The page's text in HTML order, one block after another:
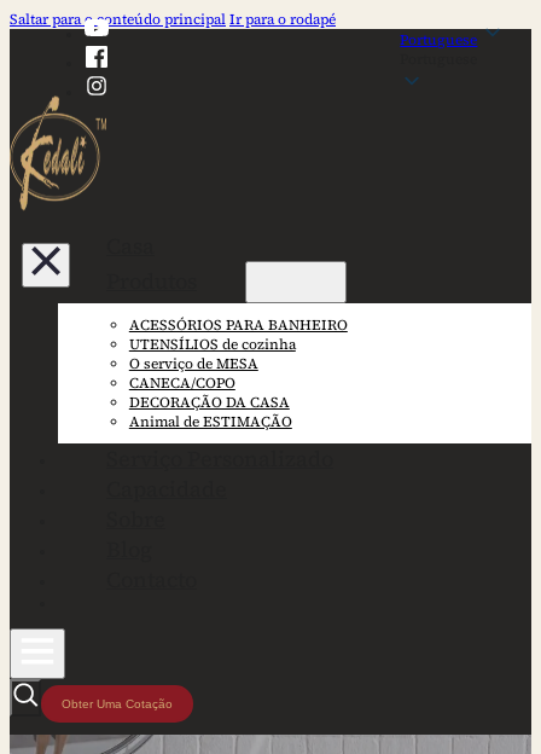
Saltar para o conteúdo principalIr para o rodapé
Portuguese
ACESSÓRIOS PARA BANHEIRO
UTENSÍLIOS de cozinha
O serviço de MESA
CANECA/COPO
DECORAÇÃO DA CASA
Animal de ESTIMAÇÃO
Obter Uma Cotação